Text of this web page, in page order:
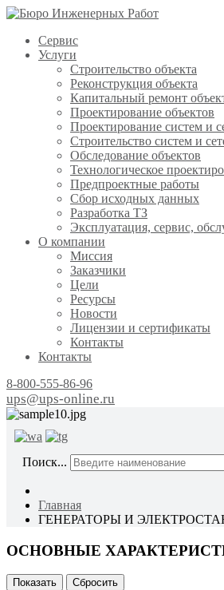
Сервис
Услуги
Строительство объекта
Реконструкция объекта
Капитальный ремонт
Проектирование объектов
Проектирование систем и
Строительство систем и
Обследование объектов
Технологическое
Предпроектные работы
Сбор исходных данных
Разработка ТЗ
Эксплуатация, сервис,
О компании
Миссия
Заказчики
Цели
Ресурсы
Новости
Лицензии и сертификаты
Контакты
Контакты
8-800-555-86-96
ups@ups-online.ru
Поиск...
Главная
ГЕНЕРАТОРЫ И
ОСНОВНЫЕ